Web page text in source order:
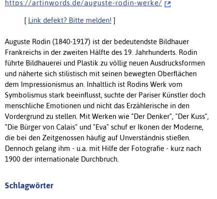
h t t p s : / / a r t i n w o r d s . d e / a u g u s t e - r o d i n - w e r k e /
[ Link defekt? Bitte melden! ]
Auguste Rodin (1840-1917) ist der bedeutendste Bildhauer
Frankreichs in der zweiten Hälfte des 19. Jahrhunderts. Rodin
führte Bildhauerei und Plastik zu völlig neuen Ausdrucksformen
und näherte sich stilistisch mit seinen bewegten Oberflächen
dem Impressionismus an. Inhaltlich ist Rodins Werk vom
Symbolismus stark beeinflusst, suchte der Pariser Künstler doch
menschliche Emotionen und nicht das Erzählerische in den
Vordergrund zu stellen. Mit Werken wie "Der Denker", "Der Kuss",
"Die Bürger von Calais" und "Eva" schuf er Ikonen der Moderne,
die bei den Zeitgenossen häufig auf Unverständnis stießen.
Dennoch gelang ihm - u.a. mit Hilfe der Fotografie - kurz nach
1900 der internationale Durchbruch.
Schlagwörter